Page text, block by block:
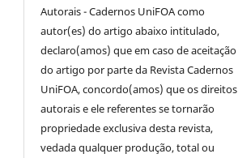
Autorais - Cadernos UniFOA como
autor(es) do artigo abaixo intitulado,
declaro(amos) que em caso de aceitação
do artigo por parte da Revista Cadernos
UniFOA, concordo(amos) que os direitos
autorais e ele referentes se tornarão
propriedade exclusiva desta revista,
vedada qualquer produção, total ou